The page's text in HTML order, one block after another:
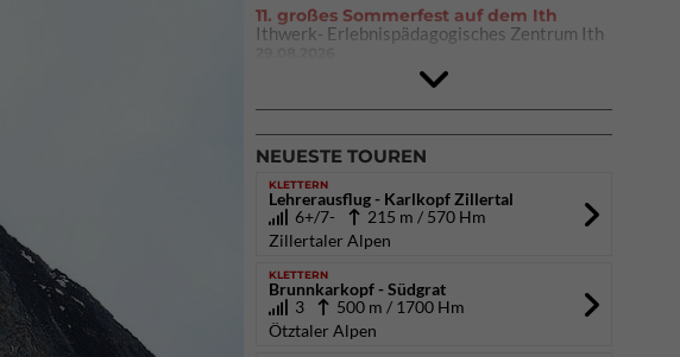
11. großes Sommerfest auf dem Ith
Ithwerk- Erlebnispädagogisches Zentrum Ith
DAV Kletter- & Boulderzentrum München
Süd (Thalkirchen)
NEUESTE TOUREN
KLETTERN
Lehrerausflug - Karlkopf Zillertal
6+/7-
215 m / 570 Hm
Zillertaler Alpen
KLETTERN
Brunnkarkopf - Südgrat
3
500 m / 1700 Hm
Ötztaler Alpen